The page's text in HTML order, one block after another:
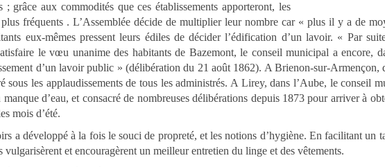
grâce aux commodités que ces établissements apporteront, les
fréquents . L’Assemblée décide de multiplier leur nombre car « plus il y a de
eux-mêmes pressent leurs édiles de décider l’édification d’un lavoir. « Par
le vœu unanime des habitants de Bazemont, le conseil municipal a encore,
d’un lavoir public » (délibération du 21 août 1862). A Brienon-sur-Armençon,
sous les applaudissements de tous les administrés. A Lirey, dans l’Aube, le conseil
d’eau, et consacré de nombreuses délibérations depuis 1873 pour arriver à
mois d’été.
a développé à la fois le souci de propreté, et les notions d’hygiène. En facilitant un
vulgarisèrent et encouragèrent un meilleur entretien du linge et des vêtements.